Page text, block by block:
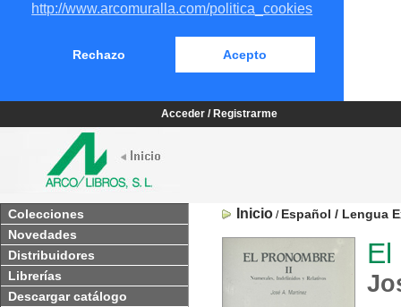
http://www.arcomuralla.com/politica_cookies
Rechazo Acepto
Acceder / Registrarme
Colecciones
Novedades
Distribuidores
Librerías
Descargar catálogo
Inicio / Español / Lengua
El